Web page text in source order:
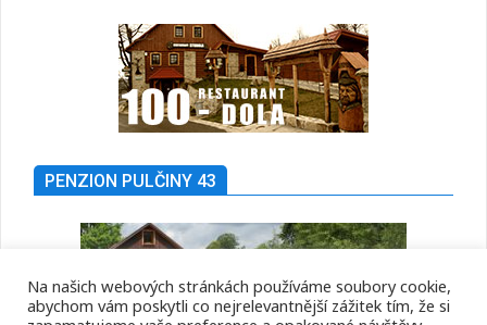
PENZION PULČINY 43
Na našich webových stránkách používáme soubory cookie,
abychom vám poskytli co nejrelevantnější zážitek tím, že si